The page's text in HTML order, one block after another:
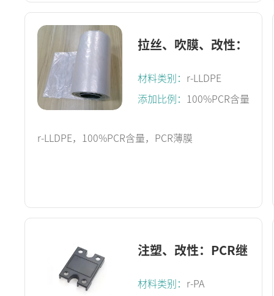
拉丝、吹膜、改性：
材料类别： r-LLDPE
添加比例： 100%PCR含量
r-LLDPE，100%PCR含量，PCR薄膜
注塑、改性：PCR继
材料类别： r-PA